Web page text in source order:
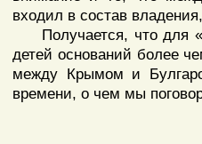
входил в состав
Получается, что для
детей оснований более
между Крымом и
времени, о чем мы